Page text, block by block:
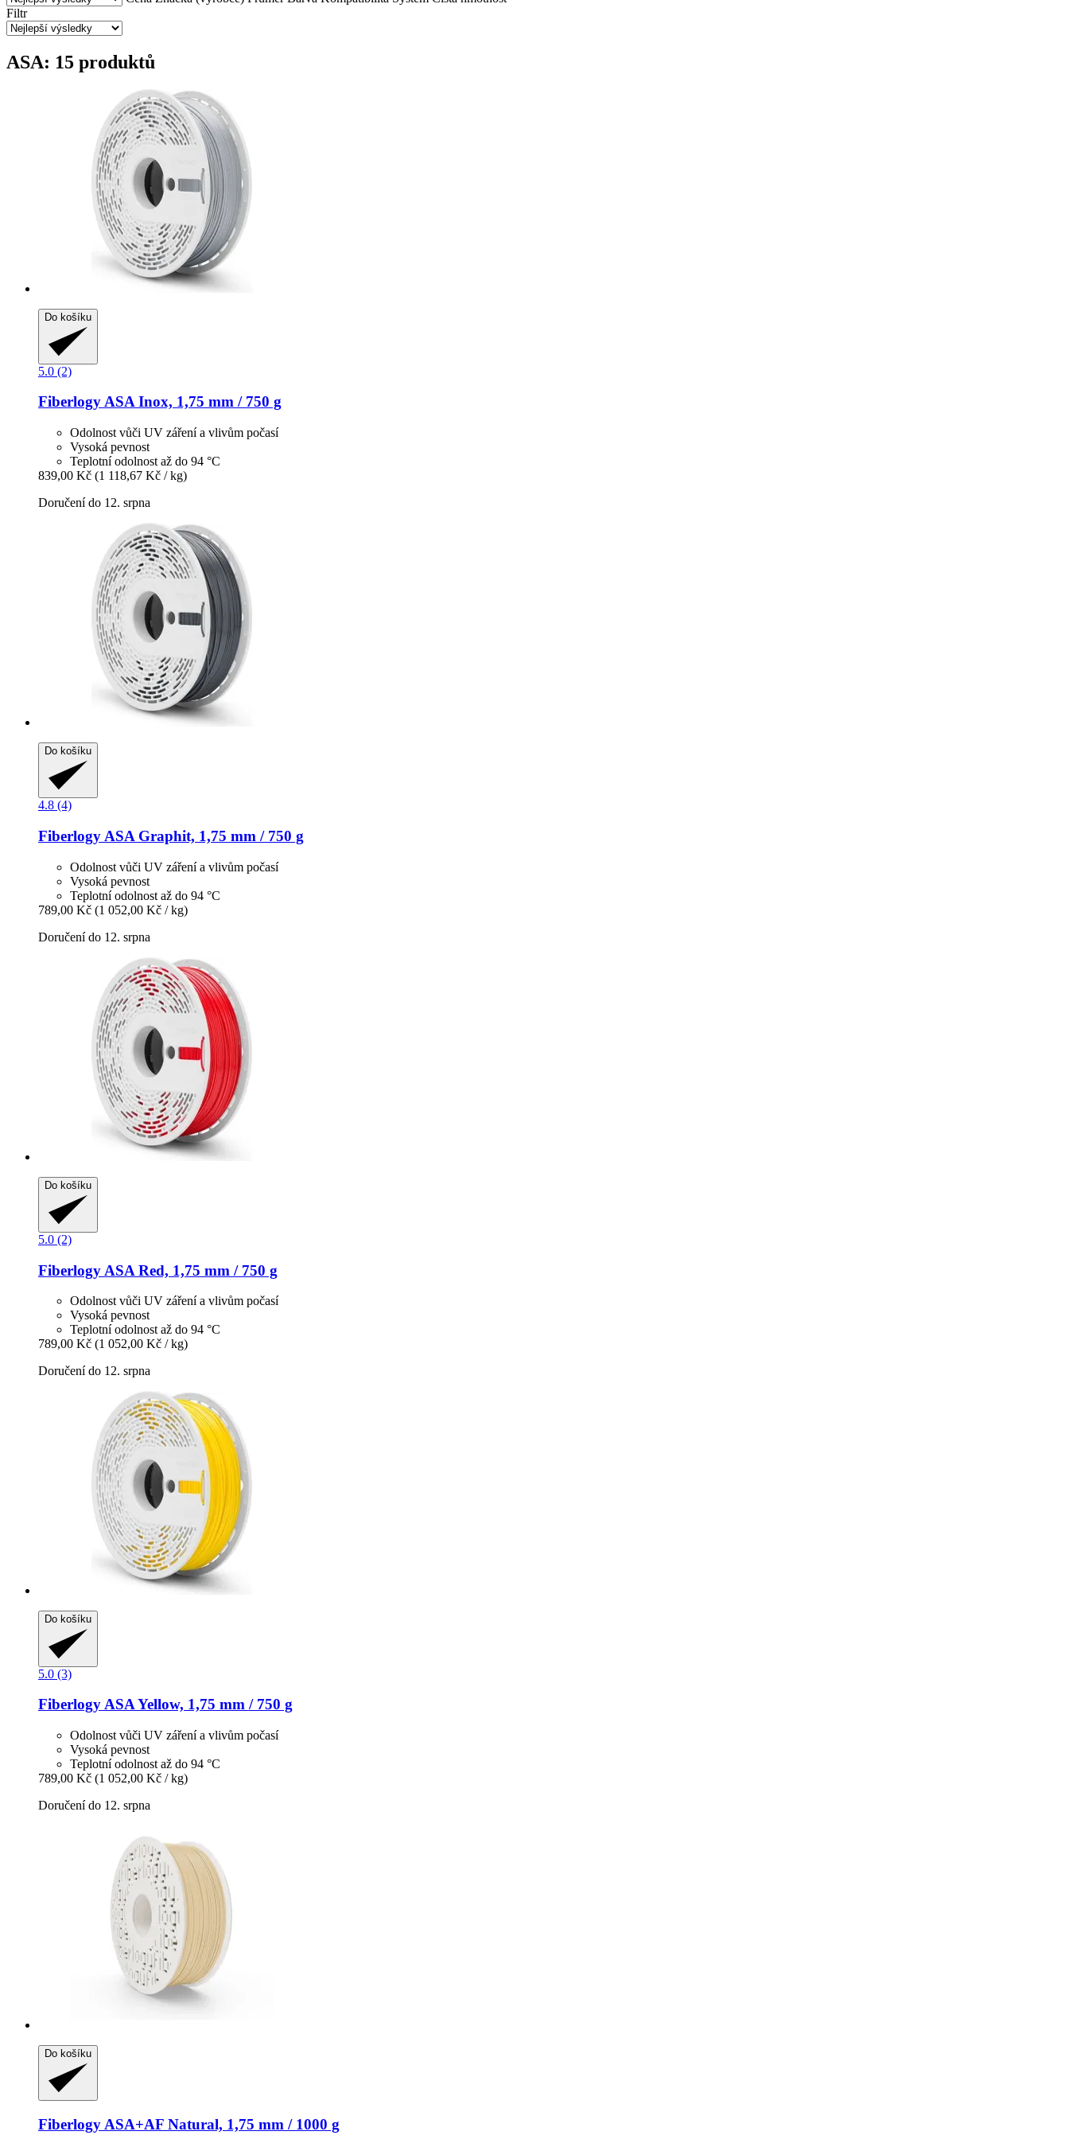
Filtr
ASA: 15 produktů
Do košíku
5.0 (2)
FiberlogyASA Inox, 1,75 mm / 750 g
Odolnost vůči UV záření a vlivům počasí
Vysoká pevnost
Teplotní odolnost až do 94 °C
839,00 Kč (1 118,67 Kč / kg)
Doručení do 12. srpna
Do košíku
4.8 (4)
Fiberlogy ASA Graphit, 1,75 mm / 750 g
Odolnost vůči UV záření a vlivům počasí
Vysoká pevnost
Teplotní odolnost až do 94 °C
789,00 Kč (1 052,00 Kč / kg)
Doručení do 12. srpna
Do košíku
5.0 (2)
Fiberlogy ASA Red, 1,75 mm / 750 g
Odolnost vůči UV záření a vlivům počasí
Vysoká pevnost
Teplotní odolnost až do 94 °C
789,00 Kč (1 052,00 Kč / kg)
Doručení do 12. srpna
Do košíku
5.0 (3)
FiberlogyASA Yellow, 1,75 mm / 750 g
Odolnost vůči UV záření a vlivům počasí
Vysoká pevnost
Teplotní odolnost až do 94 °C
789,00 Kč (1 052,00 Kč / kg)
Doručení do 12. srpna
Do košíku
Fiberlogy ASA+AF Natural, 1,75 mm / 1000 g